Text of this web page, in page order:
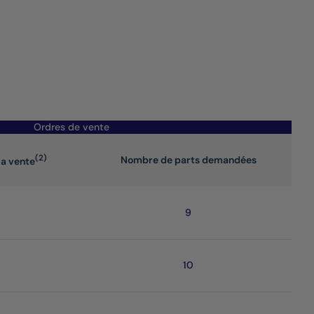
Ordres de vente
vente(2) Nombre de parts demandées
9
10